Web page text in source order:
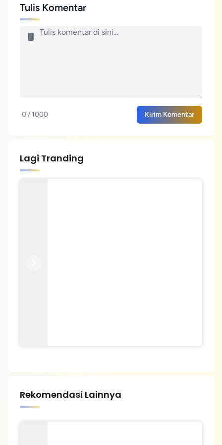
Tulis Komentar
0 / 1000 Kirim Komentar
Lagi Tranding
Rekomendasi Lainnya